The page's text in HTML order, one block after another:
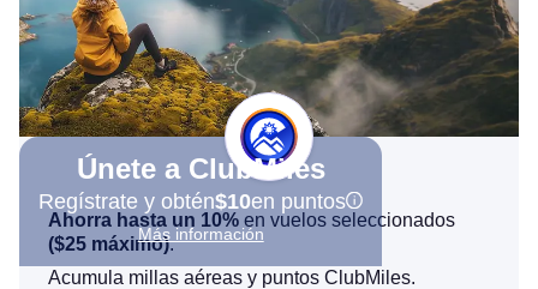
Únete a ClubMiles
Regístrate y obtén$10en puntos
Más información
Ahorra hasta un 10% en vuelos seleccionados
($25 máximo).
Acumula millas aéreas y puntos ClubMiles.